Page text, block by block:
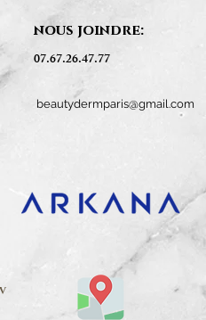
nous joindre:
07.67.26.47.77
beautydermparis@gmail.com